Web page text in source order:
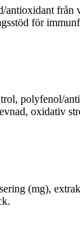
för
polyfenol/
oxidativ
(mg),